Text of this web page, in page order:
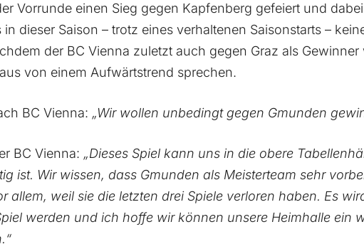
Vorrunde einen Sieg gegen Kapfenberg gefeiert und
dieser Saison – trotz eines verhaltenen Saisonstarts –
der BC Vienna zuletzt auch gegen Graz als Gewinner
von einem Aufwärtstrend sprechen.
BC Vienna: „Wir wollen unbedingt gegen Gmunden
BC Vienna: „Dieses Spiel kann uns in die obere
ist. Wir wissen, dass Gmunden als Meisterteam sehr
allem, weil sie die letzten drei Spiele verloren haben. Es
werden und ich hoffe wir können unsere Heimhalle ein